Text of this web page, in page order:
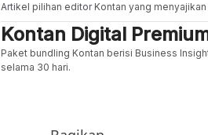
Artikel pilihan editor Kontan yang
Kontan Digital
Paket bundling Kontan berisi Business
selama 30 hari.